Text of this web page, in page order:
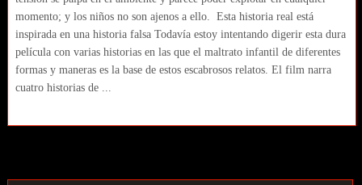
momento; y los niños no son ajenos a ello. Esta historia real está
inspirada en una historia falsa Todavía estoy intentando digerir esta dura
película con varias historias en las que el maltrato infantil de diferentes
formas y maneras es la base de estos escabrosos relatos. El film narra
cuatro historias de ...